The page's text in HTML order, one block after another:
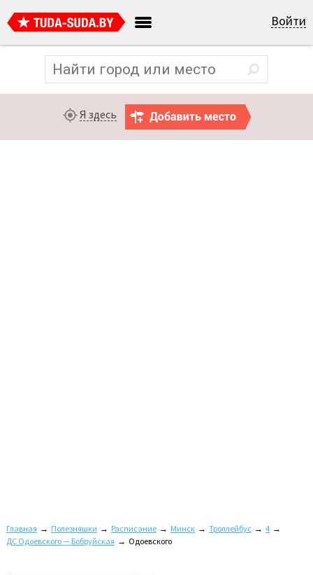
Войти
Я здесь
Главная → Полезняшки → Расписание → Минск → Троллейбус → 4 →
ДС Одоевского — Бобруйская → Одоевского